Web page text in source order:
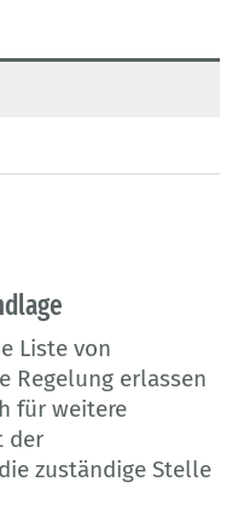
Liste von
Regelung erlassen
für weitere
der
zuständige Stelle